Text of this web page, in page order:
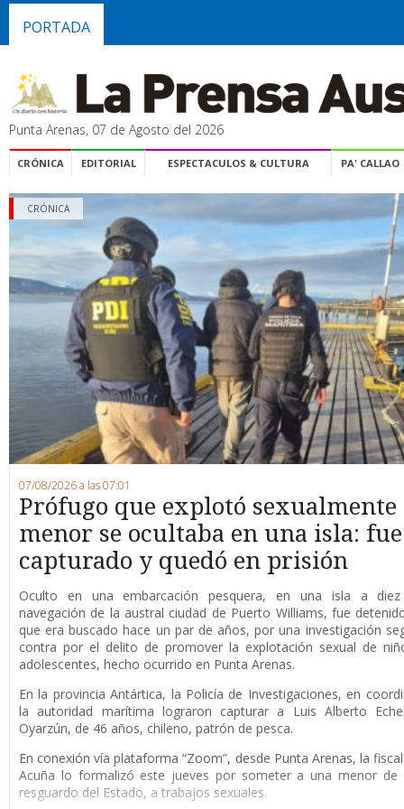
PORTADA
Punta Arenas, 07 de Agosto del 2026
CRÓNICA EDITORIAL ESPECTACULOS & CULTURA PA' CALLAO
CRÓNICA
07/08/2026 a las 07:01
Prófugo que explotó sexualmente
menor se ocultaba en una isla: fue
capturado y quedó en prisión
Oculto en una embarcación pesquera, en una isla a
navegación de la austral ciudad de Puerto Williams, fue
que era buscado hace un par de años, por una investigación
contra por el delito de promover la explotación sexual de
adolescentes, hecho ocurrido en Punta Arenas.
En la provincia Antártica, la Policía de Investigaciones, en
la autoridad marítima lograron capturar a Luis Alberto
Oyarzún, de 46 años, chileno, patrón de pesca.
En conexión vía plataforma “Zoom”, desde Punta Arenas, la
Acuña lo formalizó este jueves por someter a una menor de
resguardo del Estado, a trabajos sexuales.